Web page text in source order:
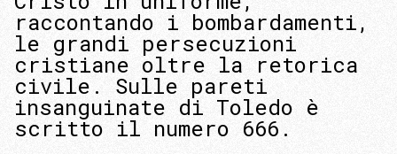
raccontando i bombardamenti,
le grandi persecuzioni
cristiane oltre la retorica
civile. Sulle pareti
insanguinate di Toledo è
scritto il numero 666.